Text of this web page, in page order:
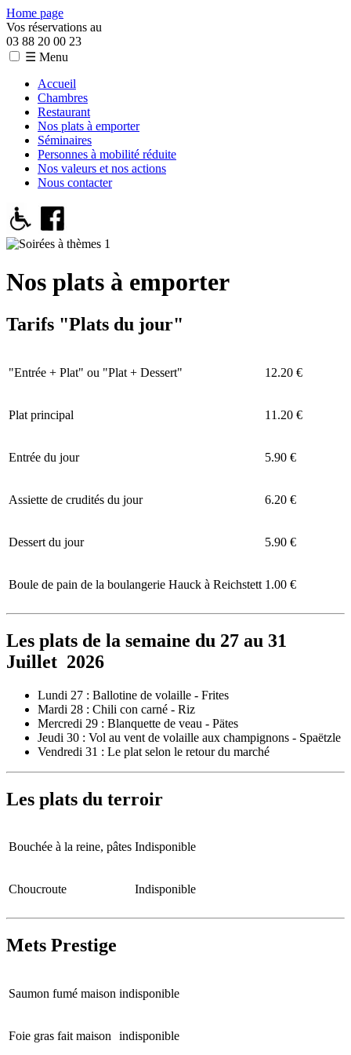
Home page
Vos réservations au
03 88 20 00 23
☰ Menu
Accueil
Chambres
Restaurant
Nos plats à emporter
Séminaires
Personnes à mobilité réduite
Nos valeurs et nos actions
Nous contacter
Nos plats à emporter
Tarifs "Plats du jour"
"Entrée + Plat" ou "Plat + Dessert" 12.20 €
Plat principal 11.20 €
Entrée du jour 5.90 €
Assiette de crudités du jour 6.20 €
Dessert du jour 5.90 €
Boule de pain de la boulangerie Hauck à Reichstett 1.00 €
Les plats de la semaine du 27 au 31
Juillet 2026
Lundi 27 : Ballotine de volaille - Frites
Mardi 28 : Chili con carné - Riz
Mercredi 29 : Blanquette de veau - Pätes
Jeudi 30 : Vol au vent de volaille aux champignons - Spaëtzle
Vendredi 31 : Le plat selon le retour du marché
Les plats du terroir
Bouchée à la reine, pâtes Indisponible
Choucroute Indisponible
Mets Prestige
Saumon fumé maison indisponible
Foie gras fait maison indisponible